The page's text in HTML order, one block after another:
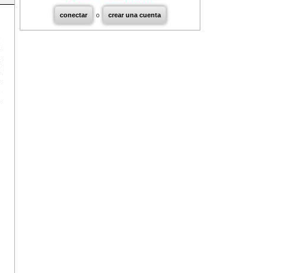
conectar o crear una cuenta